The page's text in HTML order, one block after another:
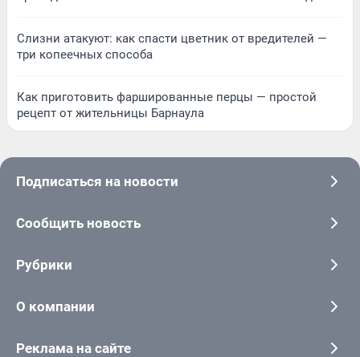
Слизни атакуют: как спасти цветник от вредителей —
три копеечных способа
Как приготовить фаршированные перцы — простой
рецепт от жительницы Барнаула
Подписаться на новости
Сообщить новость
Рубрики
О компании
Реклама на сайте